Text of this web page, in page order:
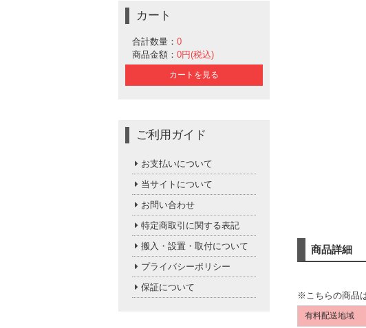
カート
合計数量： 0
商品金額： 0円(税込)
カートを見る
ご利用ガイド
お支払いについて
当サイトについて
お問い合わせ
特定商取引に関する表記
搬入・設置・取付について
プライバシーポリシー
保証について
商品詳細
※こちらの商品
有料配送地域